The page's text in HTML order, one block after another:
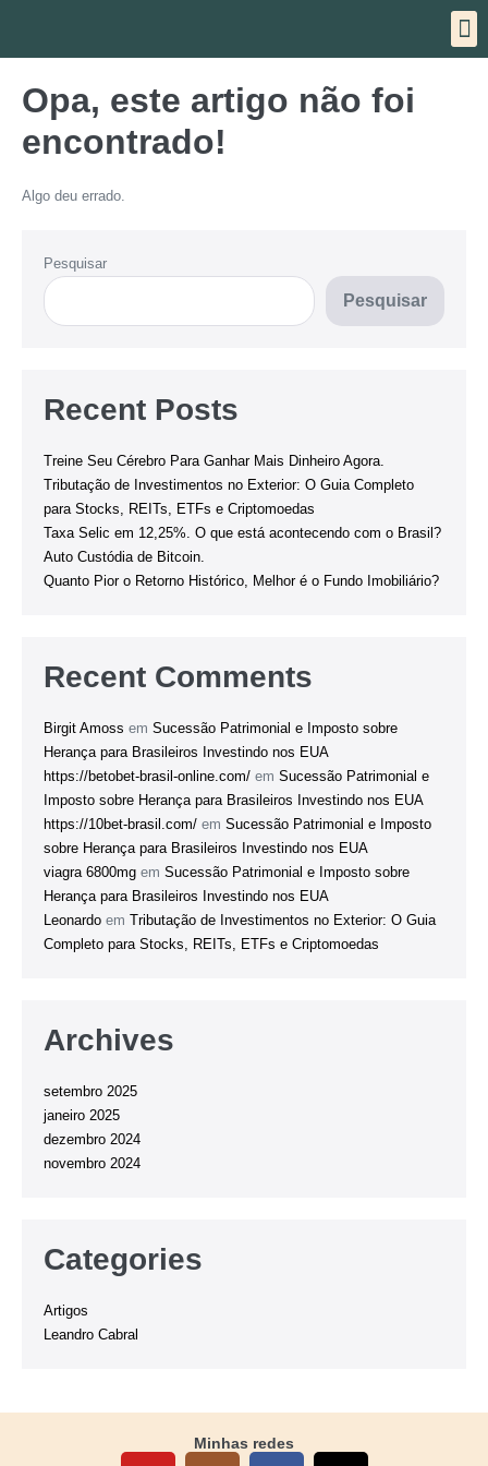
Opa, este artigo não foi
encontrado!
Algo deu errado.
Pesquisar
Pesquisar
Recent Posts
Treine Seu Cérebro Para Ganhar Mais Dinheiro Agora.
Tributação de Investimentos no Exterior: O Guia Completo
para Stocks, REITs, ETFs e Criptomoedas
Taxa Selic em 12,25%. O que está acontecendo com o Brasil?
Auto Custódia de Bitcoin.
Quanto Pior o Retorno Histórico, Melhor é o Fundo Imobiliário?
Recent Comments
Birgit Amoss em Sucessão Patrimonial e Imposto sobre
Herança para Brasileiros Investindo nos EUA
https://betobet-brasil-online.com/ em Sucessão Patrimonial e
Imposto sobre Herança para Brasileiros Investindo nos EUA
https://10bet-brasil.com/ em Sucessão Patrimonial e Imposto
sobre Herança para Brasileiros Investindo nos EUA
viagra 6800mg em Sucessão Patrimonial e Imposto sobre
Herança para Brasileiros Investindo nos EUA
Leonardo em Tributação de Investimentos no Exterior: O Guia
Completo para Stocks, REITs, ETFs e Criptomoedas
Archives
setembro 2025
janeiro 2025
dezembro 2024
novembro 2024
Categories
Artigos
Leandro Cabral
Minhas redes